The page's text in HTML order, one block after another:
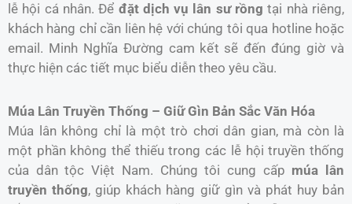
lễ hội cá nhân. Để đặt dịch vụ lân sư rồng tại nhà riêng,
khách hàng chỉ cần liên hệ với chúng tôi qua hotline hoặc
email. Minh Nghĩa Đường cam kết sẽ đến đúng giờ và
thực hiện các tiết mục biểu diễn theo yêu cầu.
Múa Lân Truyền Thống – Giữ Gìn Bản Sắc Văn Hóa
Múa lân không chỉ là một trò chơi dân gian, mà còn là
một phần không thể thiếu trong các lễ hội truyền thống
của dân tộc Việt Nam. Chúng tôi cung cấp múa lân
truyền thống, giúp khách hàng giữ gìn và phát huy bản